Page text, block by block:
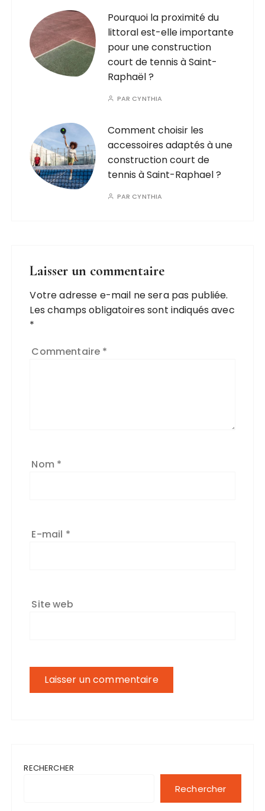
Pourquoi la proximité du
littoral est-elle importante
pour une construction
court de tennis à Saint-
Raphaël ?
PAR CYNTHIA
Comment choisir les
accessoires adaptés à une
construction court de
tennis à Saint-Raphael ?
PAR CYNTHIA
Laisser un commentaire
Votre adresse e-mail ne sera pas publiée.
Les champs obligatoires sont indiqués avec
*
Commentaire *
Nom *
E-mail *
Site web
RECHERCHER
Rechercher